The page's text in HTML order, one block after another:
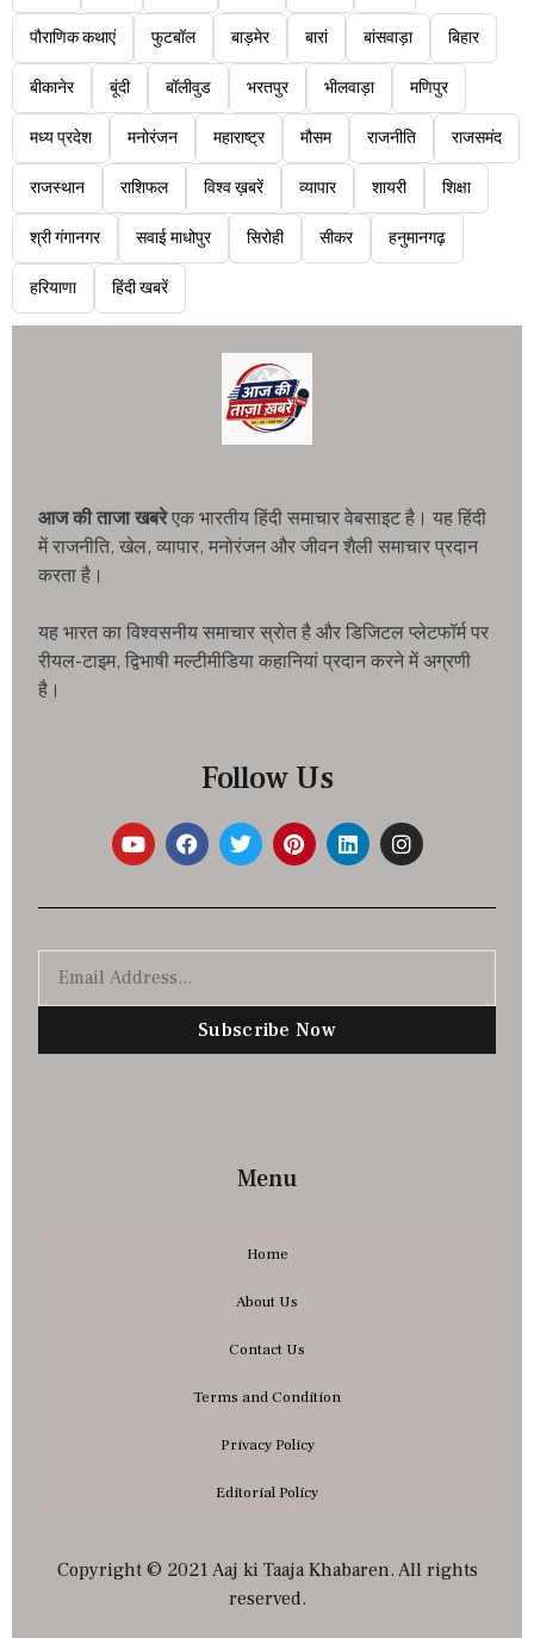
पौराणिक कथाएं फुटबॉल बाड़मेर बारां बांसवाड़ा बिहार
बीकानेर बूंदी बॉलीवुड भरतपुर भीलवाड़ा मणिपुर
मध्य प्रदेश मनोरंजन महाराष्ट्र मौसम राजनीति राजसमंद
राजस्थान राशिफल विश्व ख़बरें व्यापार शायरी शिक्षा
श्री गंगानगर सवाई माधोपुर सिरोही सीकर हनुमानगढ़
हरियाणा हिंदी खबरें
आज की ताजा खबरेएक भारतीय हिंदी समाचार वेबसाइट है। यह हिंदी
में राजनीति, खेल, व्यापार, मनोरंजन और जीवन शैली समाचार प्रदान
करता है।
यह भारत का विश्वसनीय समाचार स्रोत है और डिजिटल प्लेटफॉर्म पर
रीयल-टाइम, द्विभाषी मल्टीमीडिया कहानियां प्रदान करने में अग्रणी
है।
Follow Us
Subscribe Now
Menu
Home
About Us
Contact Us
Terms and Condition
Privacy Policy
Editorial Policy
Copyright © 2021 Aaj ki Taaja Khabaren. All rights
reserved.